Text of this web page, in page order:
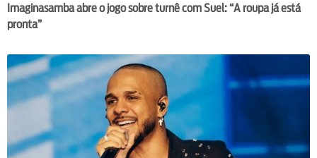
Imaginasamba abre o jogo sobre turnê com Suel: “A roupa já está
pronta”